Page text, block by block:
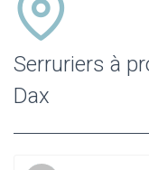
Serruriers à
Dax